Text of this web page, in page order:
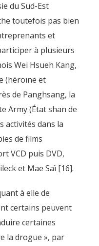
du Sud-Est
toutefois pas bien
et
à plusieurs
Wei Hsueh Kang,
(héroïne et
de Panghsang, la
Army (État shan de
activités dans la
de films
VCD puis DVD,
et Mae Saï [16].
à elle de
certains peuvent
certaines
la drogue », par